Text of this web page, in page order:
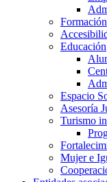
Formación
Educación
Espacio
Asesoría
Turismo
Mujer e